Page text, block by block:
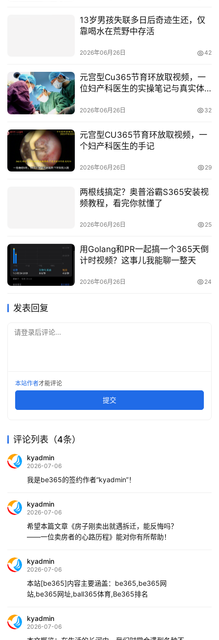
13岁男孩失联多日后奇迹生还，仅
靠喝水在荒野中存活
2026年06月26日 42
元宫型Cu365节育环放取视频，一
位妇产科医生的实操笔记与真实体
2026年06月26日 32
元宫型CU365节育环放取视频，一
个妇产科医生的手记
2026年06月26日 29
两根线搞定？奥普浴霸S365安装视
频教程，看完你就懂了
2026年06月26日 25
用Golang和PR一起搞一个365天倒
计时视频？这事儿我能聊一整天
2026年06月26日 24
发表回复
请登录后评论...
本站作者才能评论
提交
评论列表（4条）
kyadmin
2026-07-06
我是be365的签约作者“kyadmin”！
kyadmin
2026-07-06
希望本篇文章《房子刚卖出就遇拆迁，能反悔吗？
——一位卖房者的心路历程》能对你有所帮助！
kyadmin
2026-07-06
本站[be365]内容主要涵盖：be365,be365网
站,be365网址,ball365体育,Be365排名
kyadmin
2026-07-06